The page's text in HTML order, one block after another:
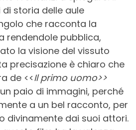
storia delle aule
che racconta la
rendendole pubblica,
la visione del vissuto
precisazione è chiaro che
de <<Il primo uomo>>
paio di immagini, perché
a un bel racconto, per
divinamente dai suoi attori.